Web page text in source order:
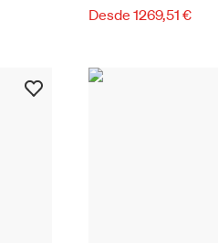
Desde 1269,51 €